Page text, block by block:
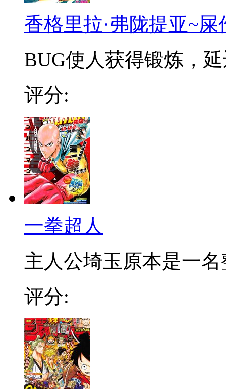
香格里拉·弗陇提亚~
BUG使人获得锻炼，
评分:
一拳超人
主人公埼玉原本是一名
评分: